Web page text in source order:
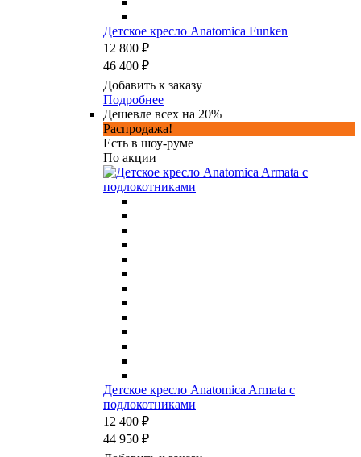
Детское кресло Anatomica Funken
12 800 ₽
46 400 ₽
Добавить к заказу
Подробнее
Дешевле всех на 20%
Распродажа!
Есть в шоу-руме
По акции
Детское кресло Anatomica Armata с
подлокотниками
12 400 ₽
44 950 ₽